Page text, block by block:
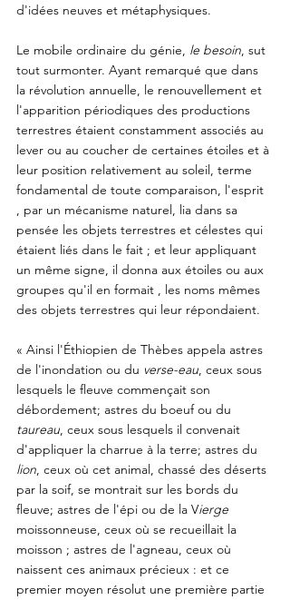
d'idées neuves et métaphysiques.
Le mobile ordinaire du génie, le besoin, sut
tout surmonter. Ayant remarqué que dans
la révolution annuelle, le renouvellement et
l'apparition périodiques des productions
terrestres étaient constamment associés au
lever ou au coucher de certaines étoiles et à
leur position relativement au soleil, terme
fondamental de toute comparaison, l'esprit
, par un mécanisme naturel, lia dans sa
pensée les objets terrestres et célestes qui
étaient liés dans le fait ; et leur appliquant
un même signe, il donna aux étoiles ou aux
groupes qu'il en formait , les noms mêmes
des objets terrestres qui leur répondaient.
« Ainsi l'Éthiopien de Thèbes appela astres
de l'inondation ou du verse-eau, ceux sous
lesquels le fleuve commençait son
débordement; astres du boeuf ou du
taureau, ceux sous lesquels il convenait
d'appliquer la charrue à la terre; astres du
lion, ceux où cet animal, chassé des déserts
par la soif, se montrait sur les bords du
fleuve; astres de l'épi ou de la Vierge
moissonneuse, ceux où se recueillait la
moisson ; astres de l'agneau, ceux où
naissent ces animaux précieux : et ce
premier moyen résolut une première partie